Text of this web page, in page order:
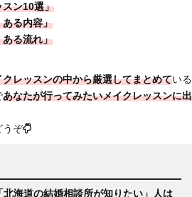
スン10選」
ある内容」
ある流れ」
レッスンの中から厳選してまとめている
あなたが行ってみたいメイクレッスンに出
うぞ
北海道の結婚相談所が知りたい」人は